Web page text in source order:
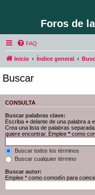
Foros de
FAQ
Inicio Índice general
Buscar
CONSULTA
Buscar palabras clave:
Escriba + delante de una palabra a
Crea una lista de palabras
quiere encontrar. Emplee * como
Buscar todos los términos
Buscar cualquier término
Buscar autor:
Emplee * como comodín para